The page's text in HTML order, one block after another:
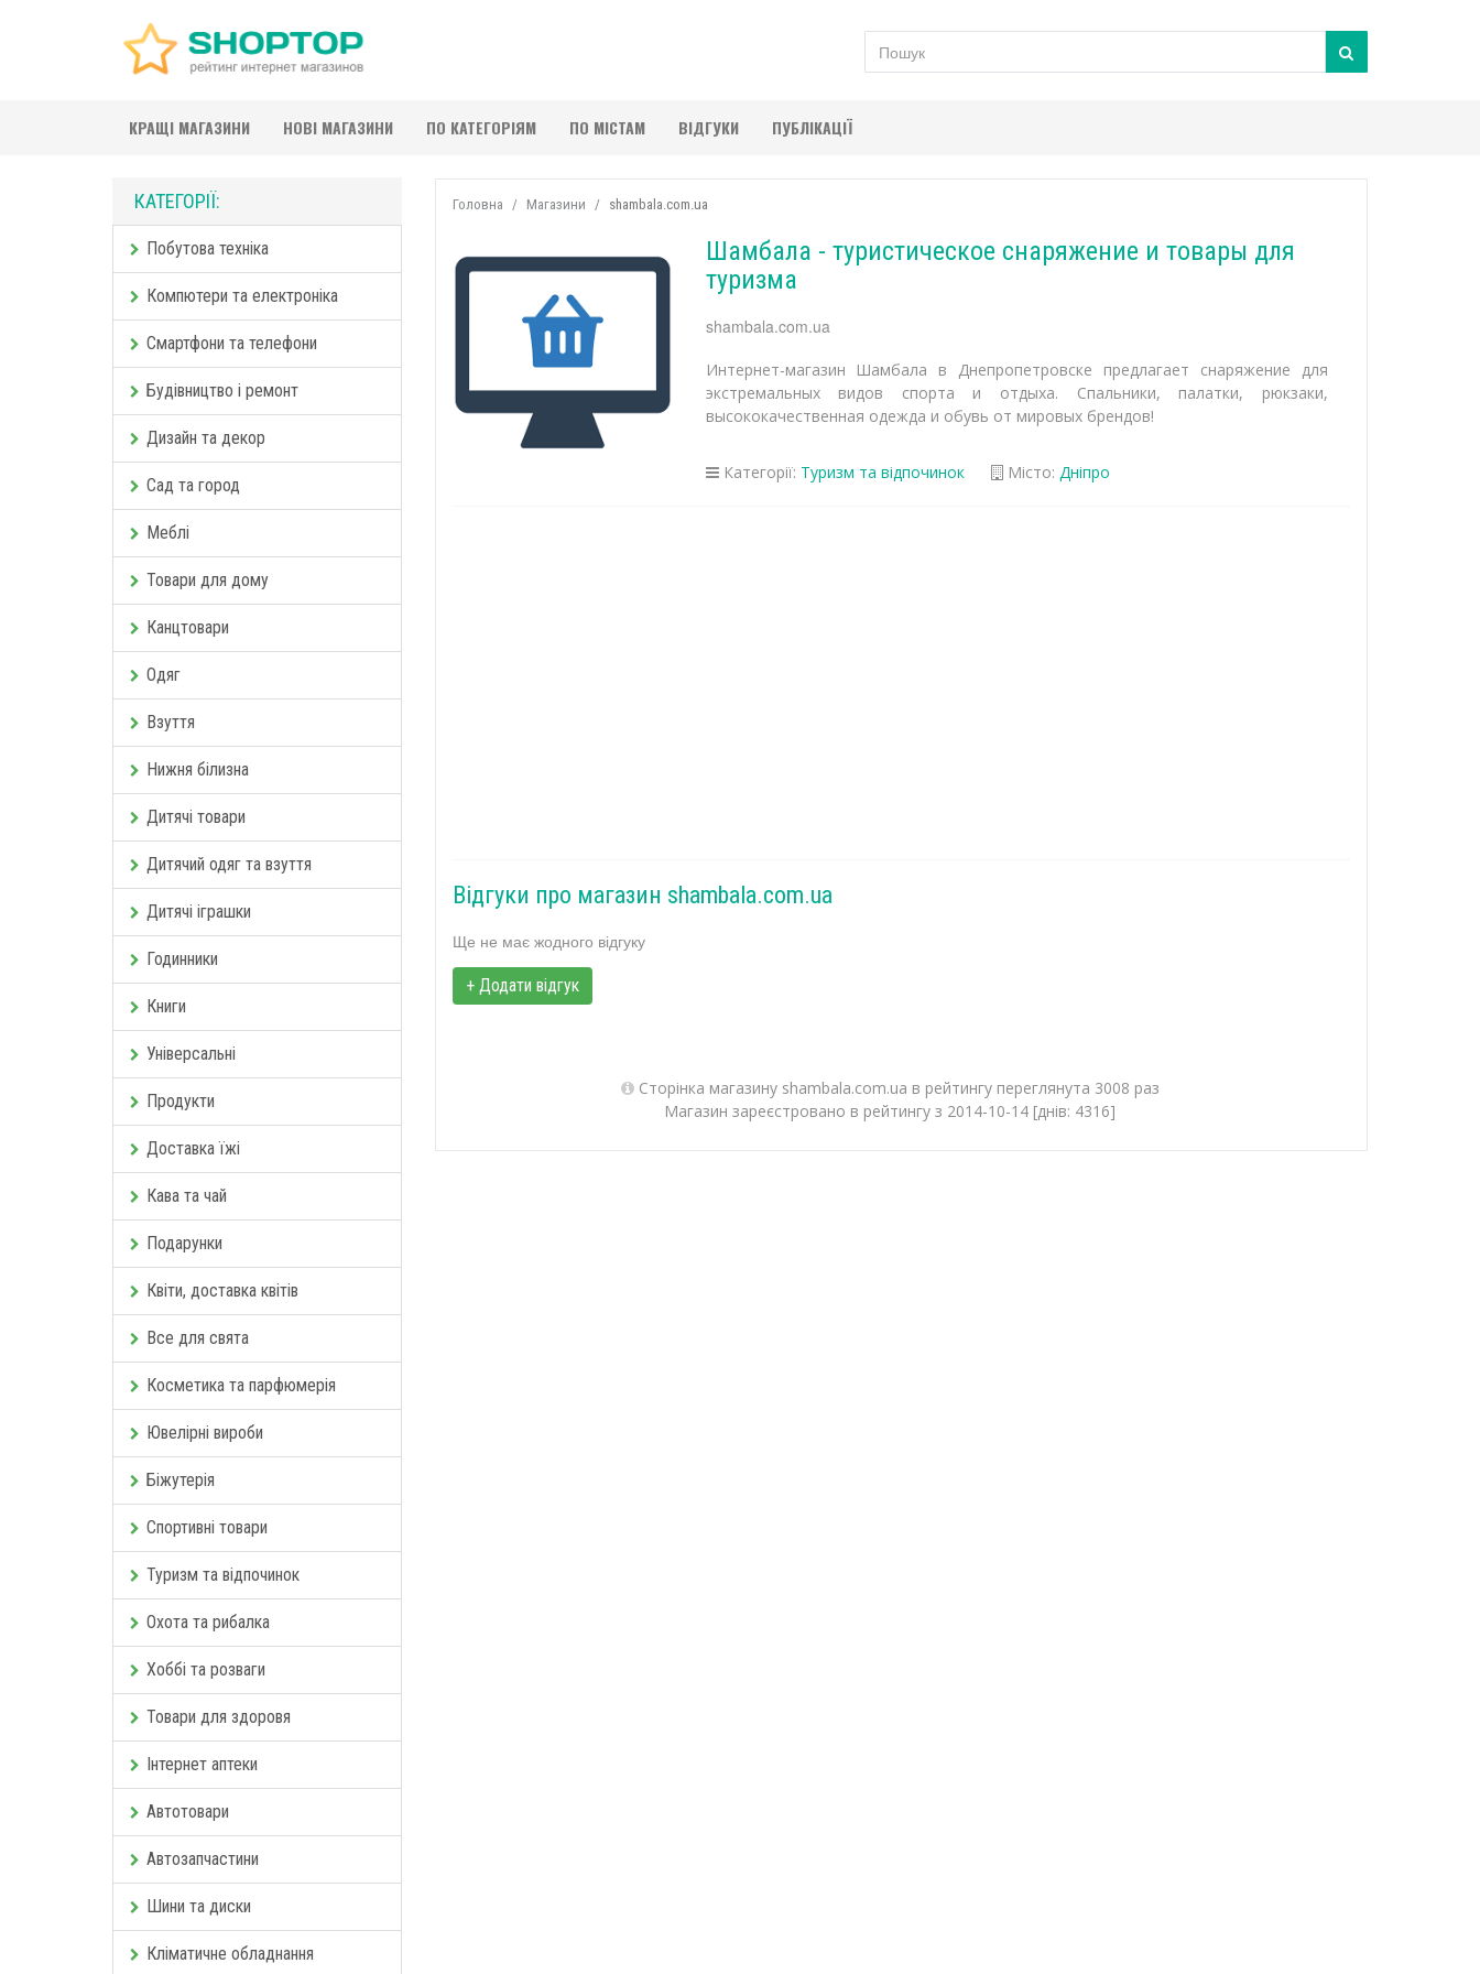
КРАЩІ МАГАЗИНИ НОВІ МАГАЗИНИ ПО КАТЕГОРІЯМ ПО МІСТАМ ВІДГУКИ ПУБЛІКАЦІЇ
КАТЕГОРІЇ:
Побутова техніка
Компютери та електроніка
Смартфони та телефони
Будівництво і ремонт
Дизайн та декор
Сад та город
Меблі
Товари для дому
Канцтовари
Одяг
Взуття
Нижня білизна
Дитячі товари
Дитячий одяг та взуття
Дитячі іграшки
Годинники
Книги
Універсальні
Продукти
Доставка їжі
Кава та чай
Подарунки
Квіти, доставка квітів
Все для свята
Косметика та парфюмерія
Ювелірні вироби
Біжутерія
Спортивні товари
Туризм та відпочинок
Охота та рибалка
Хоббі та розваги
Товари для здоровя
Інтернет аптеки
Автотовари
Автозапчастини
Шини та диски
Кліматичне обладнання
Головна Магазини shambala.com.ua
Шамбала - туристическое снаряжение и товары для
туризма
shambala.com.ua
Интернет-магазин Шамбала в Днепропетровске предлагает снаряжение для
экстремальных видов спорта и отдыха. Спальники, палатки, рюкзаки,
высококачественная одежда и обувь от мировых брендов!
Категорії: Туризм та відпочинок Місто: Дніпро
Відгуки про магазин shambala.com.ua
Ще не має жодного відгуку
+ Додати відгук
Сторінка магазину shambala.com.ua в рейтингу переглянута 3008 раз
Магазин зареєстровано в рейтингу з 2014-10-14 [днів: 4316]